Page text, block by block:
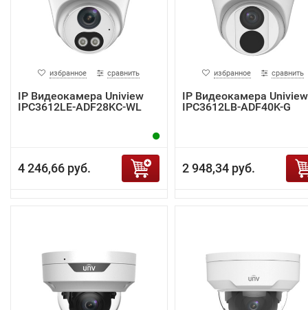
избранное сравнить
IP Видеокамера Uniview
IPC3612LE-ADF28KC-WL
4 246,66 руб.
избранное сравнить
IP Видеокамера Uniview
IPC3612LB-ADF40K-G
2 948,34 руб.